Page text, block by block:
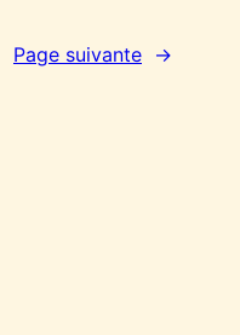
Page suivante →